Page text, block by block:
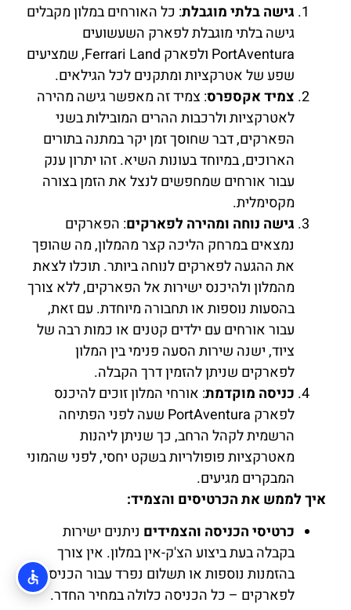
גישה בלתי מוגבלת: כל האורחים במלון מקבלים
גישה בלתי מוגבלת לפארק השעשועים
PortAventura ולפארק Ferrari Land, שמציעים
שפע של אטרקציות ומתקנים לכל הגילאים.
צמיד אקספרס: צמיד זה מאפשר גישה מהירה
לאטרקציות ולרכבות ההרים המובילות בשני
הפארקים, דבר שחוסך זמן יקר במתנה בתורים
הארוכים, במיוחד בעונות השיא. זהו יתרון ענק
עבור אורחים שמחפשים לנצל את הזמן בצורה
מקסימלית.
גישה נוחה ומהירה לפארקים: הפארקים
נמצאים במרחק הליכה קצר מהמלון, מה שהופך
את ההגעה לפארקים לנוחה ביותר. תוכלו לצאת
מהמלון ולהיכנס ישירות אל הפארקים, ללא צורך
בהסעות נוספות או תחבורה מיוחדת. עם זאת,
עבור אורחים עם ילדים קטנים או כמות רבה של
ציוד, ישנה שירות הסעה פנימי בין המלון
לפארקים שניתן להזמין דרך הקבלה.
כניסה מוקדמת: אורחי המלון זוכים להיכנס
לפארק PortAventura שעה לפני הפתיחה
הרשמית לקהל הרחב, כך שניתן ליהנות
מאטרקציות פופולריות בשקט יחסי, לפני שהמוני
המבקרים מגיעים.
איך לממש את הכרטיסים והצמיד:
כרטיסי הכניסה והצמידים ניתנים ישירות
בקבלה בעת ביצוע הצ'ק-אין במלון. אין צורך
בהזמנות נוספות או תשלום נפרד עבור הכניסה
לפארקים – כל הכניסה כלולה במחיר החדר.